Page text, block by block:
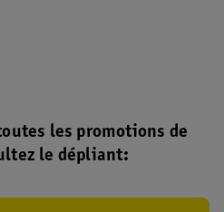
les promotions de
le dépliant: